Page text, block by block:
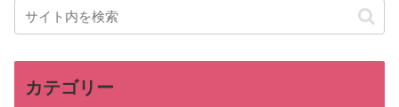
カテゴリー